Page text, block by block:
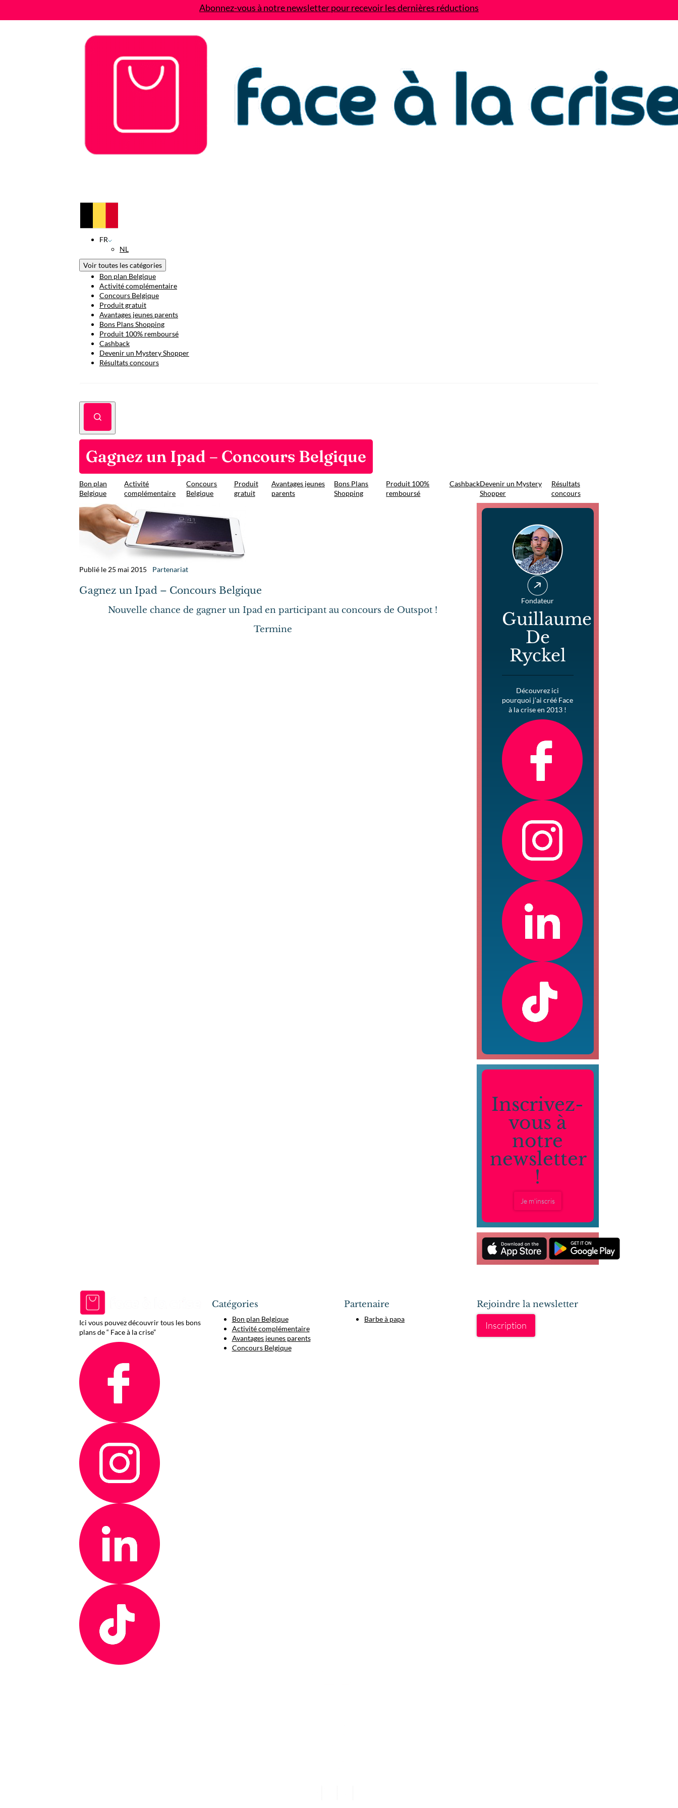
Abonnez-vous à notre newsletter pour recevoir les dernières réductions
FR
NL
Voir toutes les catégories
Bon plan Belgique
Activité complémentaire
Concours Belgique
Produit gratuit
Avantages jeunes parents
Bons Plans Shopping
Produit 100% remboursé
Cashback
Devenir un Mystery Shopper
Résultats concours
Gagnez un Ipad – Concours Belgique
Bon plan
Belgique
Activité
complémentaire
Concours
Belgique
Produit
gratuit
Avantages jeunes
parents
Bons Plans
Shopping
Produit 100%
remboursé
CashbackDevenir un Mystery
Shopper
Résultats
concours
Publié le 25 mai 2015 Partenariat
Gagnez un Ipad – Concours Belgique
Nouvelle chance de gagner un Ipad en participant au concours de Outspot !
Termine
Fondateur
Guillaume
De
Ryckel
Découvrez ici
pourquoi j’ai créé Face
à la crise en 2013 !
Inscrivez-
vous à
notre
newsletter
!
Je m'inscris
Ici vous pouvez découvrir tous les bons
plans de “ Face à la crise”
Catégories
Bon plan Belgique
Activité complémentaire
Avantages jeunes parents
Concours Belgique
Partenaire
Barbe à papa
Rejoindre la newsletter
Inscription